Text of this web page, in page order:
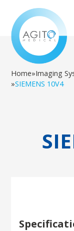
Home»Imaging
»SIEMENS 10V4